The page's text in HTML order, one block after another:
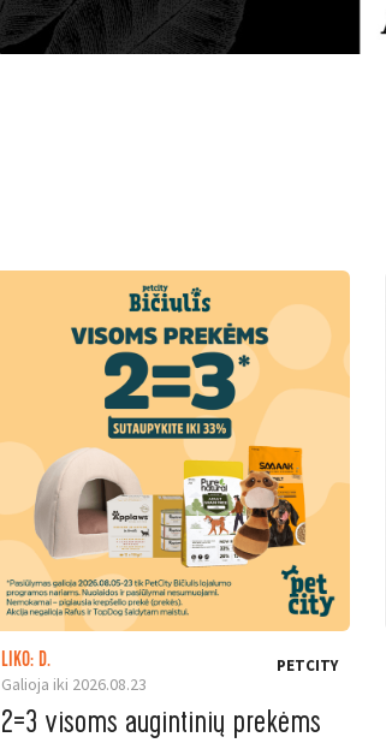
LIKO: D.
Galioja iki 2026.08.23
PETCITY
2=3 visoms augintinių prekėms